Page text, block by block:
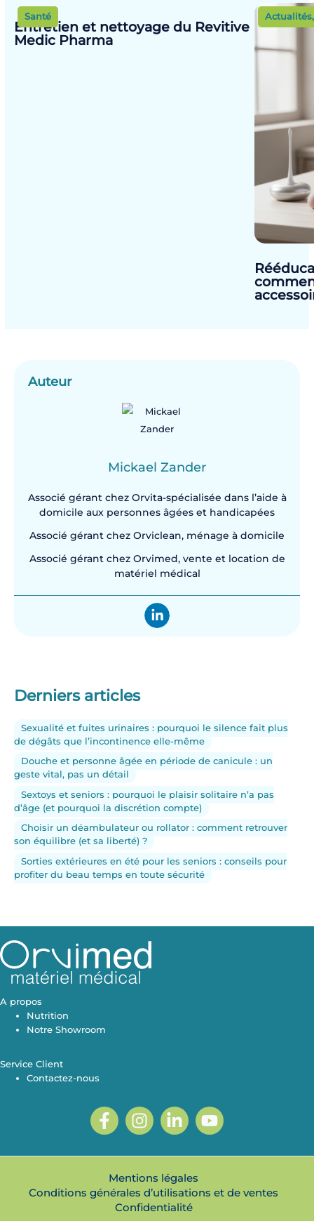
Entretien et nettoyage du Revitive
Medic Pharma
Santé Actualités
Auteur
Mickael Zander
Associé gérant chez Orvita-spécialisée dans l’aide à
domicile aux personnes âgées et handicapées
Associé gérant chez Orviclean, ménage à domicile
Associé gérant chez Orvimed, vente et location de
matériel médical
Derniers articles
Sexualité et fuites urinaires : pourquoi le silence fait plus
de dégâts que l’incontinence elle-même
Douche et personne âgée en période de canicule : un
geste vital, pas un détail
Sextoys et seniors : pourquoi le plaisir solitaire n’a pas
d’âge (et pourquoi la discrétion compte)
Choisir un déambulateur ou rollator : comment retrouver
son équilibre (et sa liberté) ?
Sorties extérieures en été pour les seniors : conseils pour
profiter du beau temps en toute sécurité
A propos
Nutrition
Notre Showroom
Service Client
Contactez-nous
Mentions légales
Conditions générales d’utilisations et de ventes
Confidentialité